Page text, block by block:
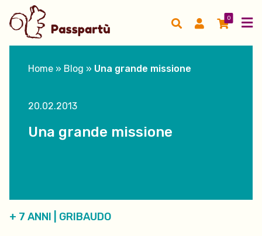
0
Home » Blog » Una grande missione
20.02.2013
Una grande missione
+ 7 ANNI GRIBAUDO